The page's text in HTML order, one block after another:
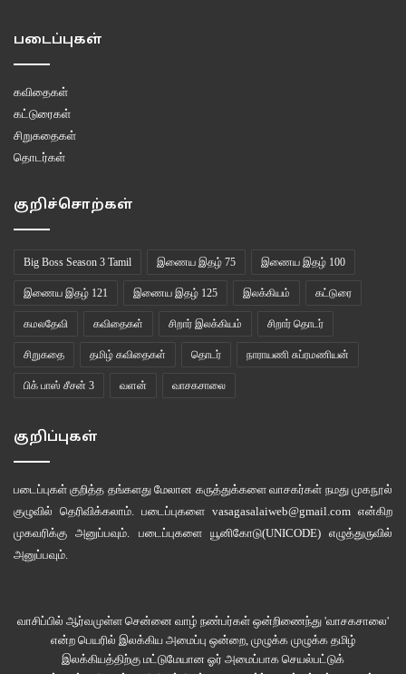
படைப்புகள்
கவிதைகள்
கட்டுரைகள்
சிறுகதைகள்
தொடர்கள்
குறிச்சொற்கள்
Big Boss Season 3 Tamil இணைய இதழ் 75 இணைய இதழ் 100
இணைய இதழ் 121 இணைய இதழ் 125 இலக்கியம் கட்டுரை
கமலதேவி கவிதைகள் சிறார் இலக்கியம் சிறார் தொடர்
சிறுகதை தமிழ் கவிதைகள் தொடர் நாராயணி சுப்ரமணியன்
பிக் பாஸ் சீசன் 3 வளன் வாசகசாலை
குறிப்புகள்
படைப்புகள் குறித்த தங்களது மேலான கருத்துக்களை வாசகர்கள் நமது முகநூல்
குழுவில் தெரிவிக்கலாம். படைப்புகளை vasagasalaiweb@gmail.com என்கிற
முகவரிக்கு அனுப்பவும். படைப்புகளை யூனிகோடு(UNICODE)எழுத்துருவில்
அனுப்பவும்.
வாசிப்பில் ஆர்வமுள்ள சென்னை வாழ் நண்பர்கள் ஒன்றிணைந்து 'வாசகசாலை'
என்ற பெயரில் இலக்கிய அமைப்பு ஒன்றை, முழுக்க முழுக்க தமிழ்
இலக்கியத்திற்கு மட்டுமேயான ஓர் அமைப்பாக செயல்பட்டுக்